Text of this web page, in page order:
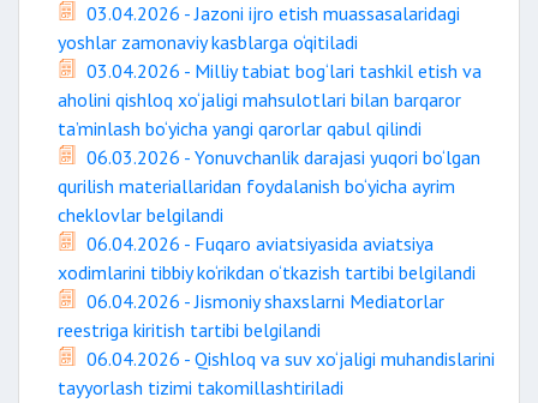
03.04.2026 - Jazoni ijro etish muassasalaridagi
yoshlar zamonaviy kasblarga o‘qitiladi
03.04.2026 - Milliy tabiat bog‘lari tashkil etish va
aholini qishloq xo‘jaligi mahsulotlari bilan barqaror
ta’minlash bo‘yicha yangi qarorlar qabul qilindi
06.03.2026 - Yonuvchanlik darajasi yuqori bo‘lgan
qurilish materiallaridan foydalanish bo‘yicha ayrim
cheklovlar belgilandi
06.04.2026 - Fuqaro aviatsiyasida aviatsiya
xodimlarini tibbiy ko‘rikdan o‘tkazish tartibi belgilandi
06.04.2026 - Jismoniy shaxslarni Mediatorlar
reestriga kiritish tartibi belgilandi
06.04.2026 - Qishloq va suv xo‘jaligi muhandislarini
tayyorlash tizimi takomillashtiriladi